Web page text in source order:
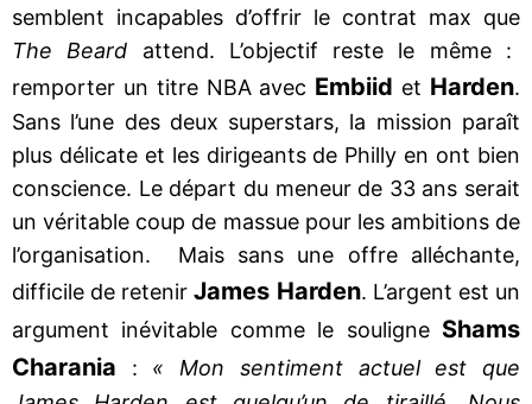
semblent incapables d’offrir le contrat max que
The Beard attend. L’objectif reste le même :
remporter un titre NBA avec Embiid et Harden.
Sans l’une des deux superstars, la mission paraît
plus délicate et les dirigeants de Philly en ont bien
conscience. Le départ du meneur de 33 ans serait
un véritable coup de massue pour les ambitions de
l’organisation. Mais sans une offre alléchante,
difficile de retenirJames Harden. L’argent est un
argument inévitable comme le souligne Shams
Charania : « Mon sentiment actuel est que